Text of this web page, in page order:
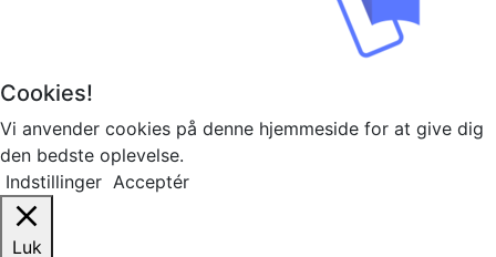
Cookies!
Vi anvender cookies på denne hjemmeside for at give dig
den bedste oplevelse.
Indstillinger Acceptér
Luk